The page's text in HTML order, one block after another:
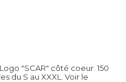
"SCAR" côté coeur. 150
du S au XXXL.
Voir le